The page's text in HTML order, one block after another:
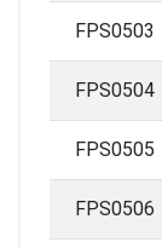
FPS0503
FPS0504
FPS0505
FPS0506